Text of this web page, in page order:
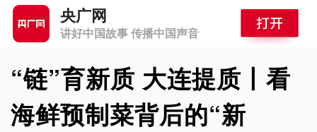
央广网
讲好中国故事 传播中国声音
“链”育新质 大连提质丨看
海鲜预制菜背后的“新